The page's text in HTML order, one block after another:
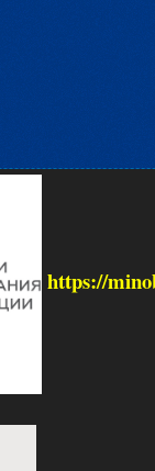
https://